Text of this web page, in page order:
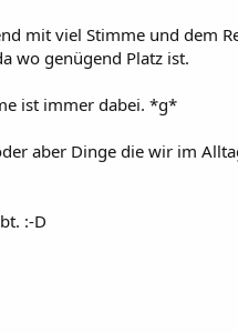
mit viel Stimme und dem
wo genügend Platz ist.
ist immer dabei. *g*
aber Dinge die wir im
:-D